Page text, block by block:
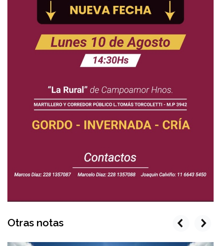
Otras notas prev next